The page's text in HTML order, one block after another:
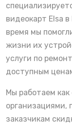
видеокарт Elsa
время мы
жизни их
услуги по
доступным
Мы работаем
организациями,
заказчикам